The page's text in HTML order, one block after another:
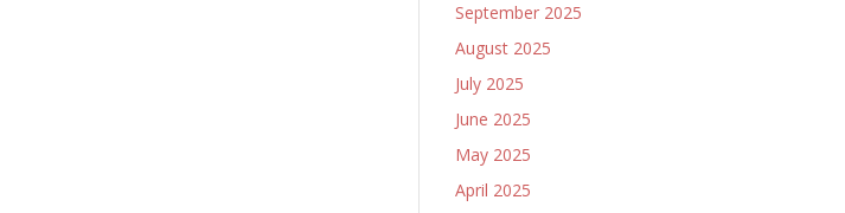
September 2025
August 2025
July 2025
June 2025
May 2025
April 2025